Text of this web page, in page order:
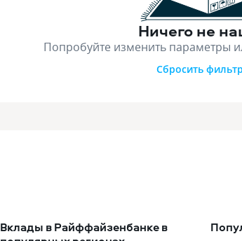
Ничего не
Попробуйте изменить параметры
Сбросить
Вклады в Райффайзенбанке в